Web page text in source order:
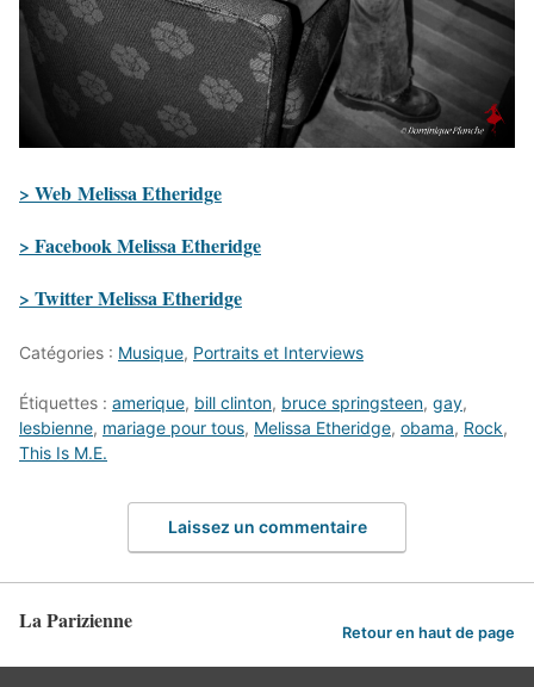
> Web Melissa Etheridge
> Facebook Melissa Etheridge
> Twitter Melissa Etheridge
Catégories : Musique, Portraits et Interviews
Étiquettes : amerique, bill clinton, bruce springsteen, gay,
lesbienne, mariage pour tous, Melissa Etheridge, obama, Rock,
This Is M.E.
Laissez un commentaire
La Parizienne Retour en haut de page